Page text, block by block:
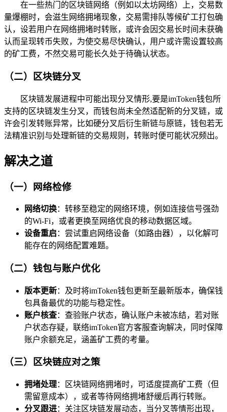
在一些热门的区块链网络（例如以太坊网络）上，交易数
量爆棚时，会滋生网络拥堵现象，交易需排队等候矿工打包确
认，设若用户在网络拥堵时转账，或许会因交易长时间未获确
认而呈现转币失败，为使交易尽快确认，用户或许需设置较高
的矿工费，不然交易可能长久处于待确认状态。
（二）区块链分叉
区块链发展进程中可能出现分叉情形,要是imToken钱包所
支持的区块链发生分叉，而钱包尚未全然适配新的分叉链，或
许会引发转账异常，比如硬分叉后衍生新链与原链，钱包若无
法精准识别与处理新链的交易规则，转账时便可能状况频出。
解决之道
（一）网络检修
网络切换：转移至稳定的网络环境，例如连接信号强劲
的Wi-Fi，或者更换至网络优良的移动数据区域。
设备重启 ：尝试重启网络设备（如路由器），以化解可
能存在的网络配置难题。
（二）钱包与账户优化
版本更新：及时将imToken钱包更新至最新版本，确保钱
包具备最优的功能与稳定性。
账户核查：查验账户状态，确认账户未被冻结，若对账
户状态存疑，联络imToken官方客服查询解决，同时保障
账户余额充足，涵盖矿工费的考量。
（三）区块链应对之策
拥堵处理：区块链网络拥堵时，可适度提高矿工费（但
需留意成本），或者等待网络拥堵舒缓后再行转账。
分叉跟进：关注区块链发展动态，当分叉等情形出现，